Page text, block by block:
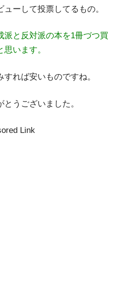
ーして投票してるもの。
派と反対派の本を1冊づつ買
います。
れば安いものですね。
うございました。
Link